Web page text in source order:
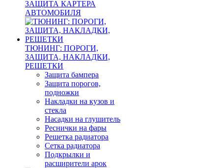
ЗАЩИТА КАРТЕРА
АВТОМОБИЛЯ
ТЮНИНГ: ПОРОГИ,
ЗАЩИТА, НАКЛАДКИ,
РЕШЕТКИ
Защита бампера
Защита порогов,
подножки
Накладки на кузов и
стекла
Насадки на глушитель
Реснички на фары
Решетка радиатора
Сетка радиатора
Подкрылки и
расширители арок